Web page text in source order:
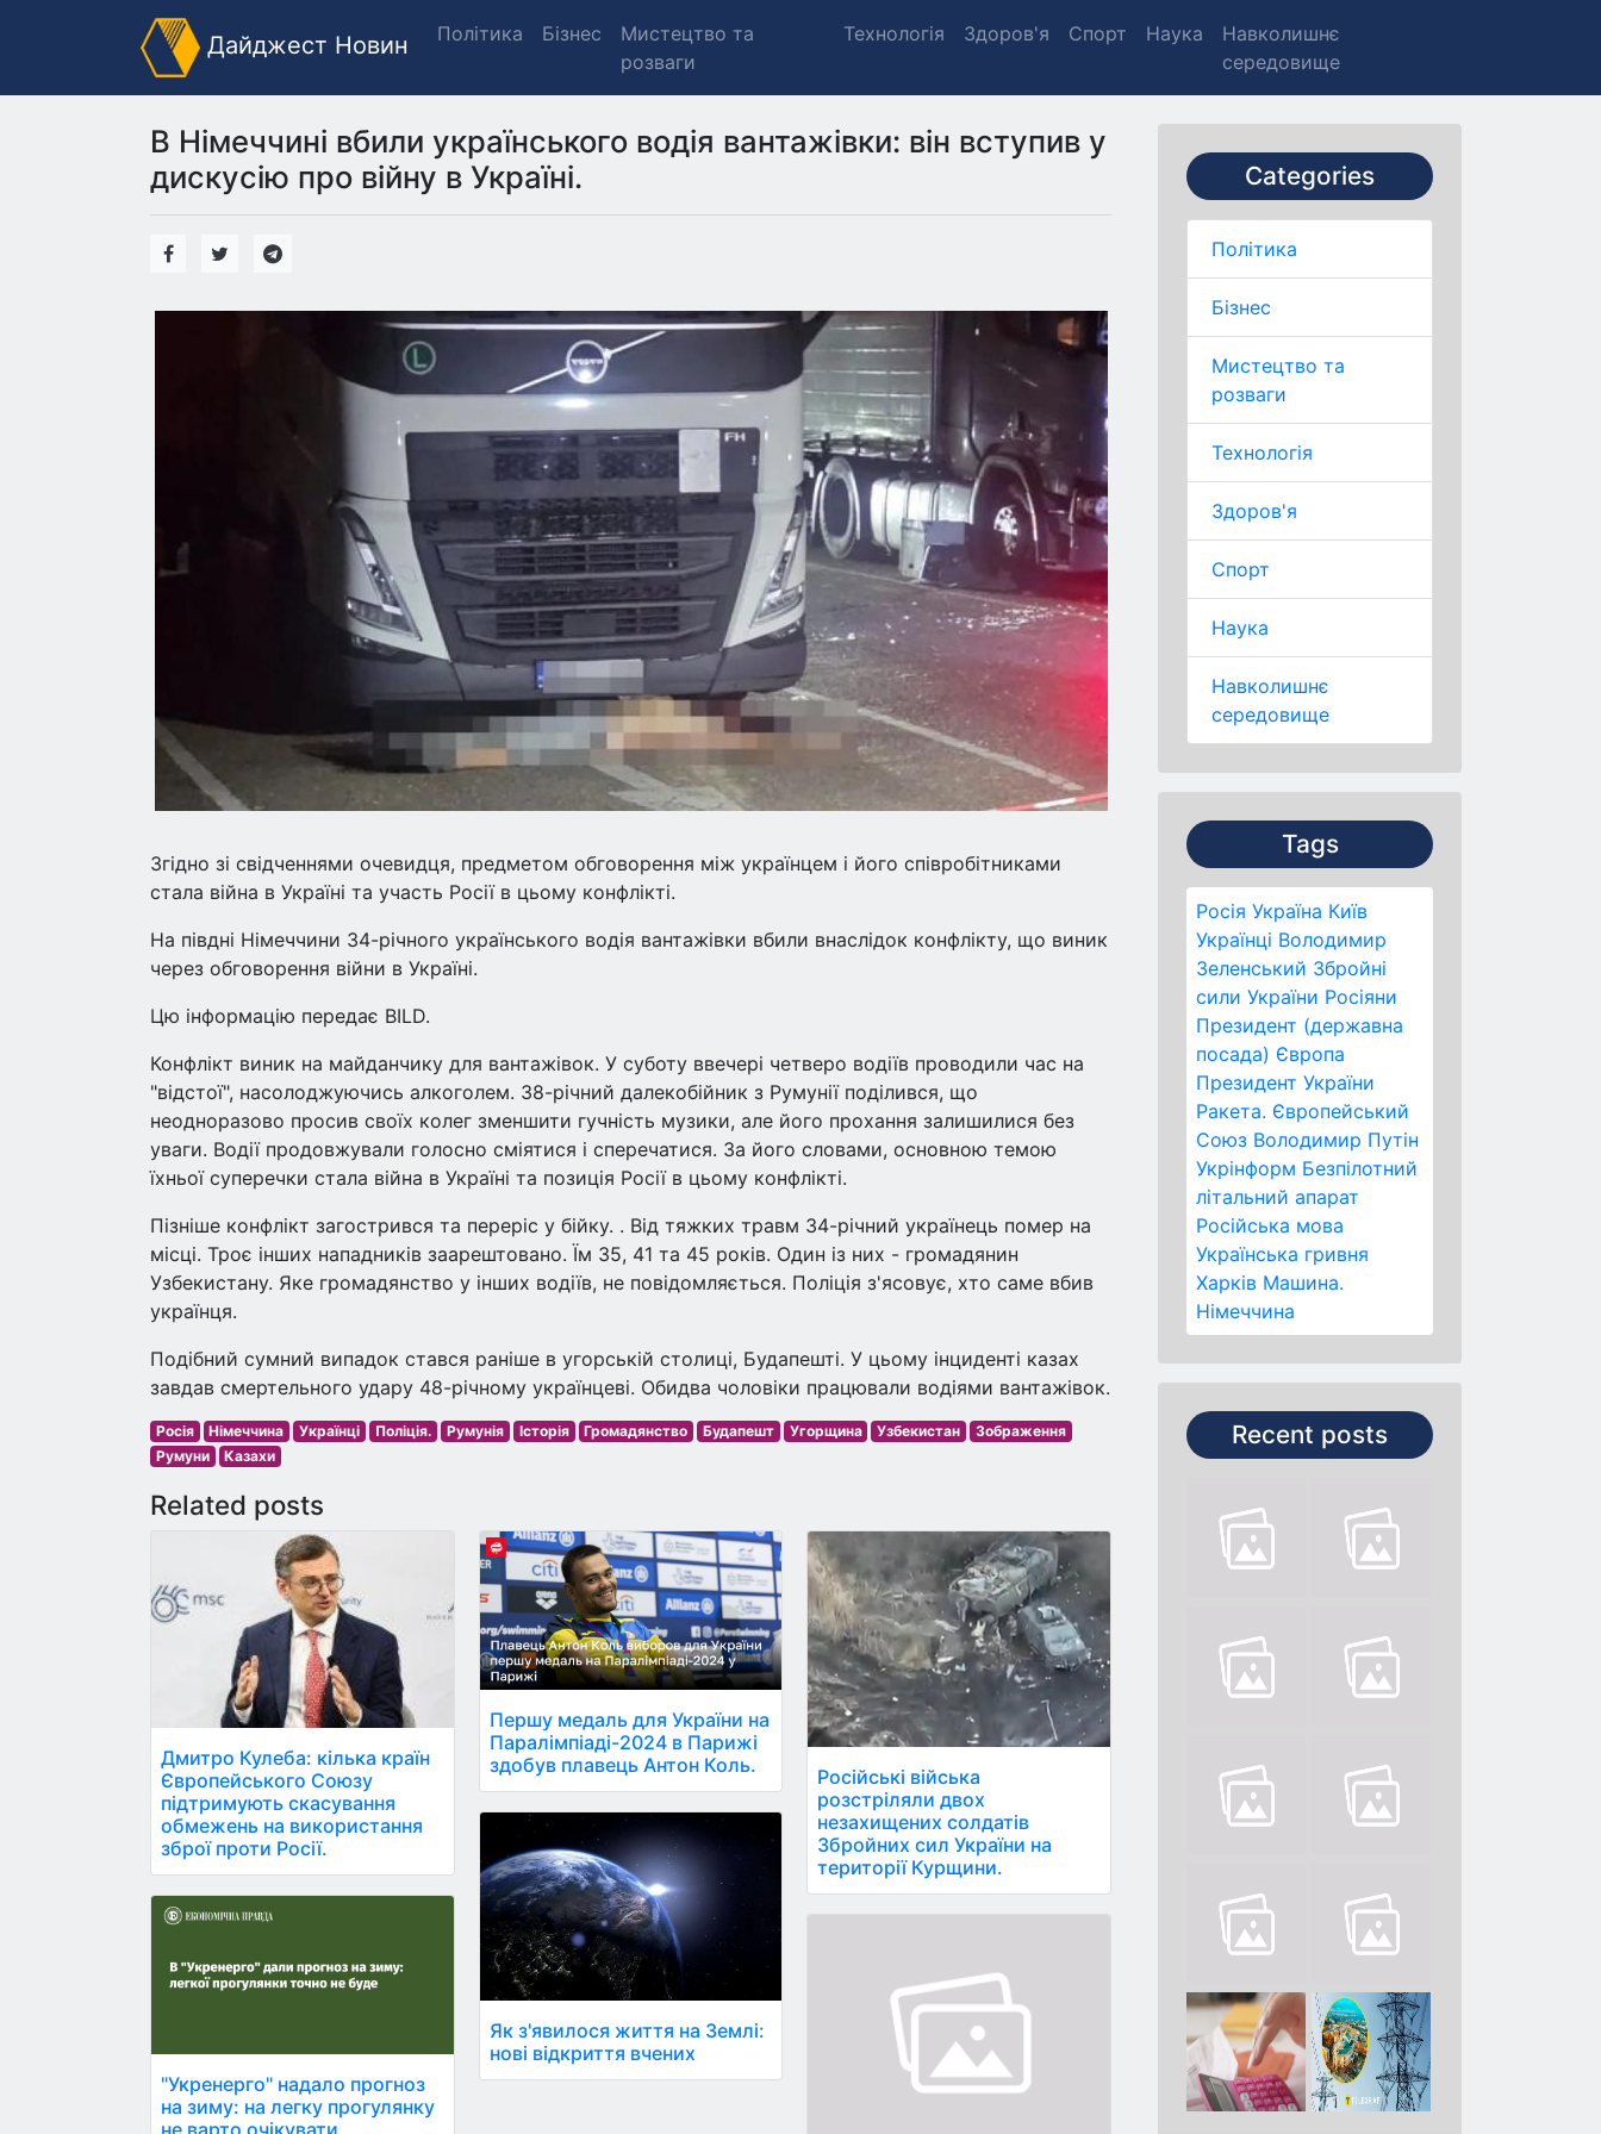
Дайджест Новин Політика Бізнес
Мистецтво та
розваги
Технологія Здоров'я Спорт Наука
Навколишнє
середовище
Categories
Політика
Бізнес
Мистецтво та
розваги
Технологія
Здоров'я
Спорт
Наука
Навколишнє
середовище
Tags
Росія Україна Київ
Українці Володимир
Зеленський Збройні
сили України Росіяни
Президент (державна
посада) Європа
Президент України
Ракета. Європейський
Союз Володимир Путін
Укрінформ Безпілотний
літальний апарат
Російська мова
Українська гривня
Харків Машина.
Німеччина
Recent posts
В Німеччині вбили українського водія вантажівки: він вступив у
дискусію про війну в Україні.
Згідно зі свідченнями очевидця, предметом обговорення між українцем і його співробітниками
стала війна в Україні та участь Росії в цьому конфлікті.
На півдні Німеччини 34-річного українського водія вантажівки вбили внаслідок конфлікту, що виник
через обговорення війни в Україні.
Цю інформацію передає BILD.
Конфлікт виник на майданчику для вантажівок. У суботу ввечері четверо водіїв проводили час на
"відстої", насолоджуючись алкоголем. 38-річний далекобійник з Румунії поділився, що
неодноразово просив своїх колег зменшити гучність музики, але його прохання залишилися без
уваги. Водії продовжували голосно сміятися і сперечатися. За його словами, основною темою
їхньої суперечки стала війна в Україні та позиція Росії в цьому конфлікті.
Пізніше конфлікт загострився та переріс у бійку. . Від тяжких травм 34-річний українець помер на
місці. Троє інших нападників заарештовано. Їм 35, 41 та 45 років. Один із них - громадянин
Узбекистану. Яке громадянство у інших водіїв, не повідомляється. Поліція з'ясовує, хто саме вбив
українця.
Подібний сумний випадок стався раніше в угорській столиці, Будапешті. У цьому інциденті казах
завдав смертельного удару 48-річному українцеві. Обидва чоловіки працювали водіями вантажівок.
Росія Німеччина Українці Поліція. Румунія Історія Громадянство Будапешт Угорщина Узбекистан
Зображення
Румуни
Казахи
Related posts
Дмитро Кулеба: кілька країн
Європейського Союзу
підтримують скасування
обмежень на використання
зброї проти Росії.
"Укренерго" надало прогноз
на зиму: на легку прогулянку
Першу медаль для України на
Паралімпіаді-2024 в Парижі
здобув плавець Антон Коль.
Як з'явилося життя на Землі:
нові відкриття вчених
Російські війська
розстріляли двох
незахищених солдатів
Збройних сил України на
території Курщини.